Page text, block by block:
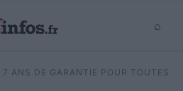
⌕
⌕ ×
7 ANS DE GARANTIE POUR TOUTES